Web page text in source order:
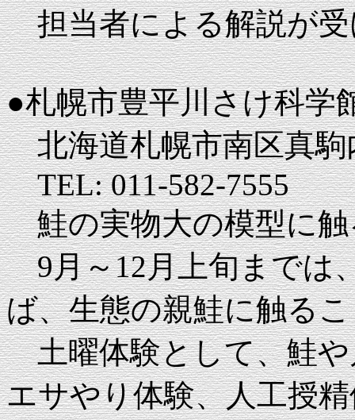
担当者による解説が受
●札幌市豊平川さけ科学
北海道札幌市南区真駒
TEL: 011-582-7555
鮭の実物大の模型に触
9月～12月上旬までは
ば、生態の親鮭に触る
土曜体験として、鮭や
エサやり体験、人工授